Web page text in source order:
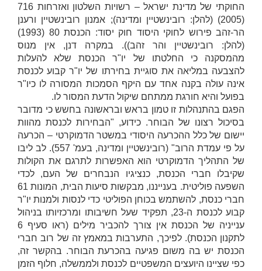
החוקתי של מדינת ישראל – רשויות השלטון ואזרחות 716
(2005) (להלן:
רובינשטיין ומדינה); אמנון רובינשטיין ורענן
הר-זהב פירוש לחוקי היסוד חוק יסוד: הכנסת
80 (1993)
(להלן: רובינשטיין והר זהב)). במקרה דנן, אין מנוס
מהמסקנה כי החלטתו של יו"ר הכנסת שלא להעלות
להצבעה במליאה את סוגיית בחירתו של יו"ר קבוע לכנסת
אינה עולה בקנה אחד עם היקף הסמכות המסורה לו כיו"ר
בפועל והיא חורגת ממתחם שיקול הדעת המסור לו.
הפגם בהתנהלות זו טמון בראש ובראשונה בחשש כי מדובר
בסיכול רצונו של הבוחר. כידוע, "הבחירות לכנסת מהוות
יישום של כלל ההכרעה היסודי במשטר הדמוקרטי – הכרעה
על פי עמדת הרוב" (רובינשטיין ומדינה, בעמ' 557). לב ליבו
של התהליך הדמוקרטי הוא האפשרות לתרגם את הקולות
שקיבלו חברי הכנסת, כנציגיו הנבחרים של העם, לכדי
השפעה פוליטית. בענייננו, מבקשות סיעות הבית, המונות 61
חברי כנסת, להשתמש בכוחן הפוליטי כדי לנסות ולמנות יו"ר
קבוע לכנסת ה-23, תפקיד שעל חשיבותו ומרכזיותו בניהול
ענייניה של הכנסת אין צורך להכביר מילים (ראו סעיף 6
לתקנון הכנסת). לפיכך, התערבות במאמץ זה של רוב חברי
הכנסת יש בה משום פגיעה בהכרעת הבוחר. בהקשר זה,
כפי שציינו היועצים המשפטיים לכנסת ולממשלה, חלוף הזמן